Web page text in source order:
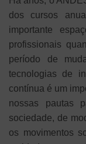
dos cursos
importante
profissionais
período de
tecnologias de
contínua é um
nossas pautas
sociedade, de
os movimentos